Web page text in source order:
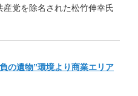
産党を除名された松竹伸幸氏
の遺物”環境より商業エリア